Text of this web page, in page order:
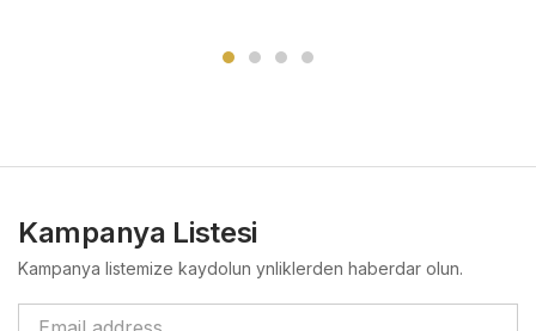
Kampanya Listesi
Kampanya listemize kaydolun ynliklerden haberdar olun.